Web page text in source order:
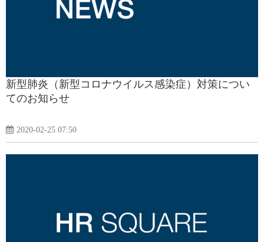
新型肺炎（新型コロナウイルス感染症）対策につい
てのお知らせ
2020-02-25 07:50